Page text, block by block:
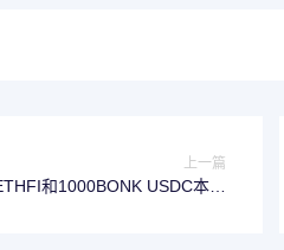
上一篇
和1000BONK USDC本位